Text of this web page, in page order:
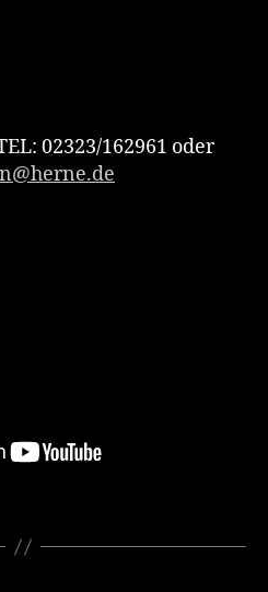
02323/162961 oder